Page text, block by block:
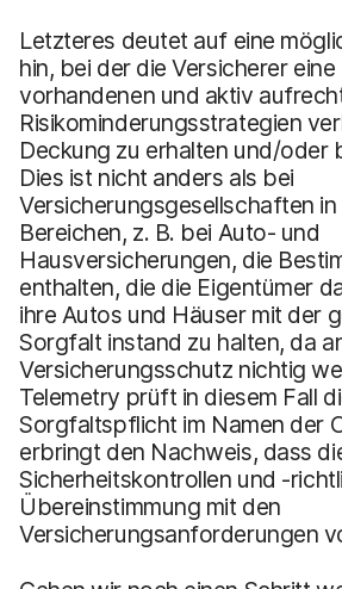
Letzteres deutet auf eine
hin, bei der die Versicherer
vorhandenen und aktiv
Risikominderungsstrategien
Deckung zu erhalten und/oder
Dies ist nicht anders als bei
Versicherungsgesellschaften
Bereichen, z. B. bei Auto- und
Hausversicherungen, die
enthalten, die die Eigentümer
ihre Autos und Häuser mit der
Sorgfalt instand zu halten, da
Versicherungsschutz nichtig
Telemetry prüft in diesem Fall
Sorgfaltspflicht im Namen der
erbringt den Nachweis, dass
Sicherheitskontrollen und -
Übereinstimmung mit den
Versicherungsanforderungen